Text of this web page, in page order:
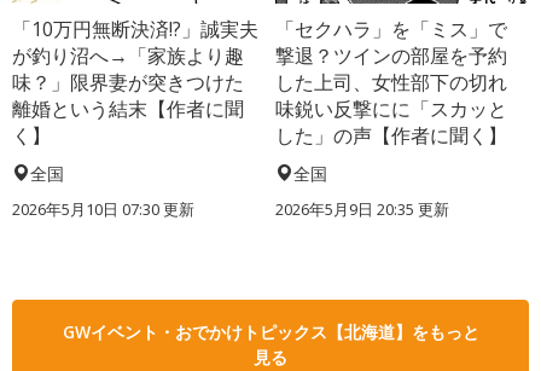
「10万円無断決済!?」誠実夫
が釣り沼へ→「家族より趣
味？」限界妻が突きつけた
離婚という結末【作者に聞
く】
全国
2026年5月10日 07:30 更新
「セクハラ」を「ミス」で
撃退？ツインの部屋を予約
した上司、女性部下の切れ
味鋭い反撃にに「スカッと
した」の声【作者に聞く】
全国
2026年5月9日 20:35 更新
GWイベント・おでかけトピックス【北海道】をもっと
見る